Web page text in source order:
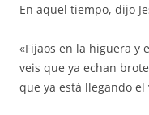
En aquel tiempo, dijo
«Fijaos en la higuera y
veis que ya echan
que ya está llegando el